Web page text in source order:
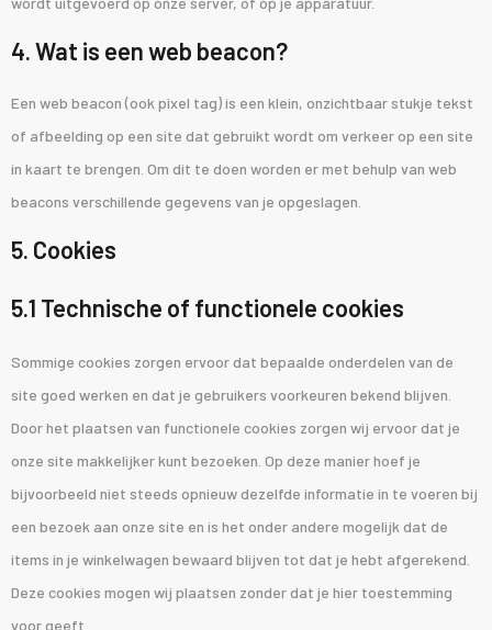
4. Wat is een web beacon?
Een web beacon (ook pixel tag) is een klein, onzichtbaar stukje tekst
of afbeelding op een site dat gebruikt wordt om verkeer op een site
in kaart te brengen. Om dit te doen worden er met behulp van web
beacons verschillende gegevens van je opgeslagen.
5. Cookies
5.1 Technische of functionele cookies
Sommige cookies zorgen ervoor dat bepaalde onderdelen van de
site goed werken en dat je gebruikers voorkeuren bekend blijven.
Door het plaatsen van functionele cookies zorgen wij ervoor dat je
onze site makkelijker kunt bezoeken. Op deze manier hoef je
bijvoorbeeld niet steeds opnieuw dezelfde informatie in te voeren bij
een bezoek aan onze site en is het onder andere mogelijk dat de
items in je winkelwagen bewaard blijven tot dat je hebt afgerekend.
Deze cookies mogen wij plaatsen zonder dat je hier toestemming
voor geeft.